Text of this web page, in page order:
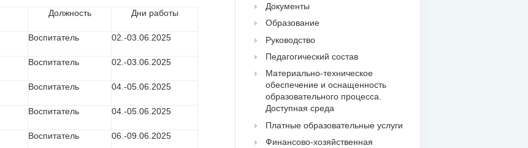
Должность Дни работы
Воспитатель 02.-03.06.2025
Воспитатель 02.-03.06.2025
Воспитатель 04.-05.06.2025
Воспитатель 04.-05.06.2025
Воспитатель 06.-09.06.2025
Документы
Образование
Руководство
Педагогический состав
Материально-техническое
обеспечение и оснащенность
образовательного процесса.
Доступная среда
Платные образовательные услуги
Финансово-хозяйственная